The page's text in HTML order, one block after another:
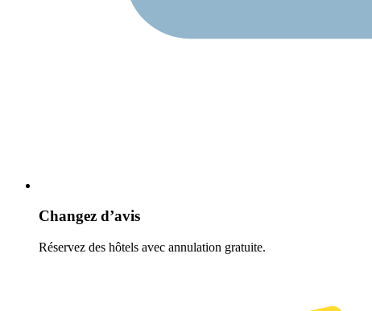
Changez d’avis
Réservez des hôtels avec annulation gratuite.